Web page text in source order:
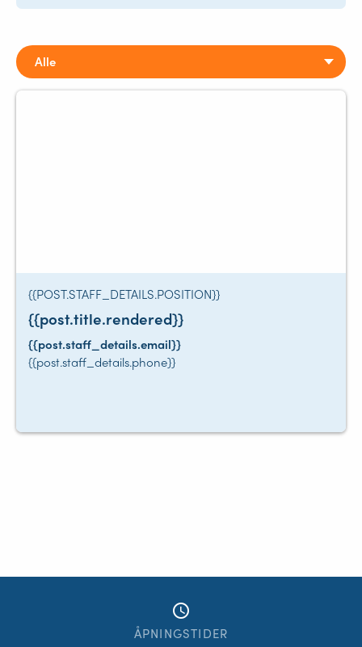
{{POST.STAFF_DETAILS.POSITION}}
{{post.title.rendered}}
{{post.staff_details.email}}
{{post.staff_details.phone}}
access_time
ÅPNINGSTIDER